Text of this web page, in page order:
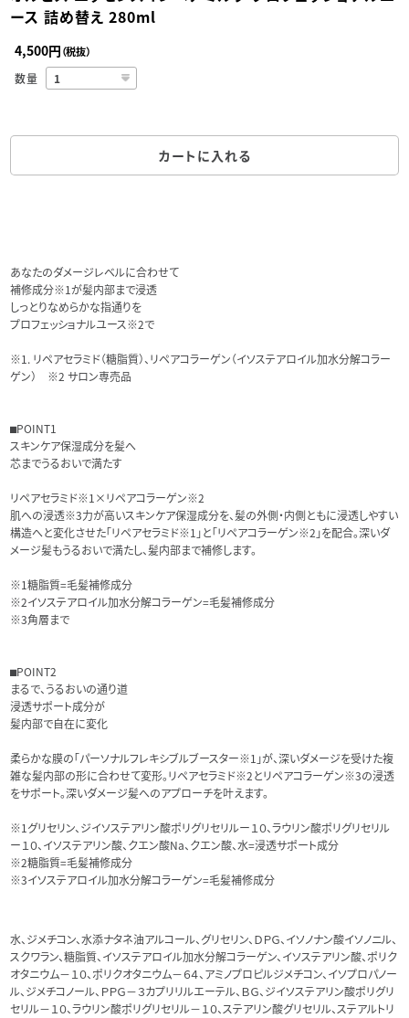
ース 詰め替え 280ml
4,500円（税抜）
数量
カートに入れる
あなたのダメージレベルに合わせて
補修成分※1が髪内部まで浸透
しっとりなめらかな指通りを
プロフェッショナルユース※2で
※1. リペアセラミド（糖脂質）、リペアコラーゲン（イソステアロイル加水分解コラー
ゲン） ※2 サロン専売品
⬛︎POINT1
スキンケア保湿成分を髪へ
芯までうるおいで満たす
リペアセラミド※1×リペアコラーゲン※2
肌への浸透※3力が高いスキンケア保湿成分を、髪の外側・内側ともに浸透しやすい
構造へと変化させた「リペアセラミド※1」と「リペアコラーゲン※2」を配合。深いダ
メージ髪もうるおいで満たし、髪内部まで補修します。
※1糖脂質=毛髪補修成分
※2イソステアロイル加水分解コラーゲン=毛髪補修成分
※3角層まで
⬛︎POINT2
まるで、うるおいの通り道
浸透サポート成分が
髪内部で自在に変化
柔らかな膜の「パーソナルフレキシブルブースター※1」が、深いダメージを受けた複
雑な髪内部の形に合わせて変形。リペアセラミド※2とリペアコラーゲン※3の浸透
をサポート。深いダメージ髪へのアプローチを叶えます。
※1グリセリン、ジイソステアリン酸ポリグリセリルー１０、ラウリン酸ポリグリセリル
ー１０、イソステアリン酸、クエン酸Na、クエン酸、水=浸透サポート成分
※2糖脂質=毛髪補修成分
※3イソステアロイル加水分解コラーゲン=毛髪補修成分
水、ジメチコン、水添ナタネ油アルコール、グリセリン、ＤＰＧ、イソノナン酸イソノニル、
スクワラン、糖脂質、イソステアロイル加水分解コラーゲン、イソステアリン酸、ポリク
オタニウム－１０、ポリクオタニウム－６４、アミノプロピルジメチコン、イソプロパノー
ル、ジメチコノール、ＰＰＧ－３カプリリルエーテル、ＢＧ、ジイソステアリン酸ポリグリ
セリル－１０、ラウリン酸ポリグリセリル－１０、ステアリン酸グリセリル、ステアルトリ